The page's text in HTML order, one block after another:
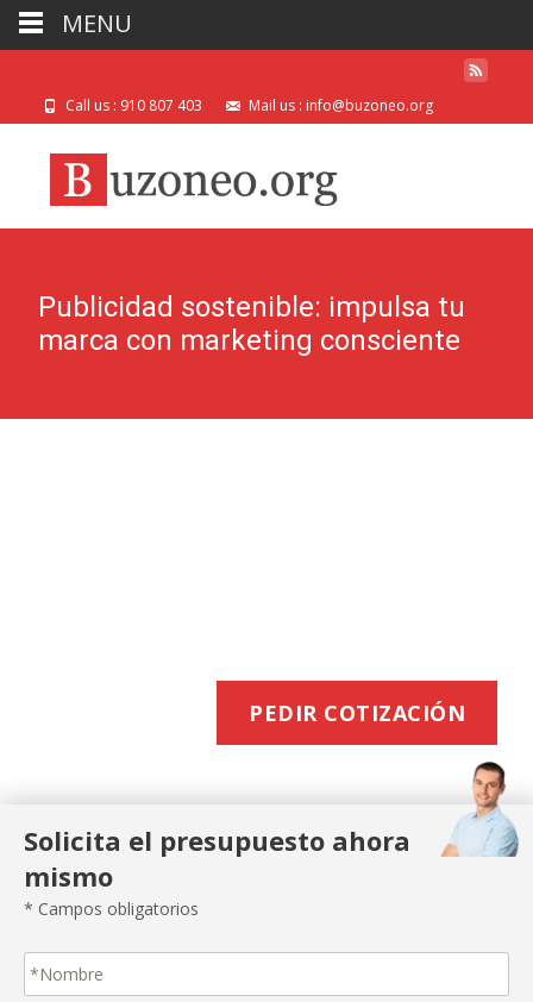
Call us : 910 807 403 Mail us : info@buzoneo.org
Publicidad sostenible: impulsa tu
marca con marketing consciente
PEDIR COTIZACIÓN
Solicita el presupuesto ahora
mismo
* Campos obligatorios
MENU